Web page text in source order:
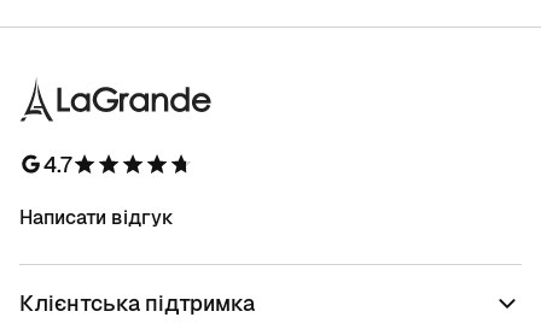
4.7
Написати відгук
Клієнтська підтримка